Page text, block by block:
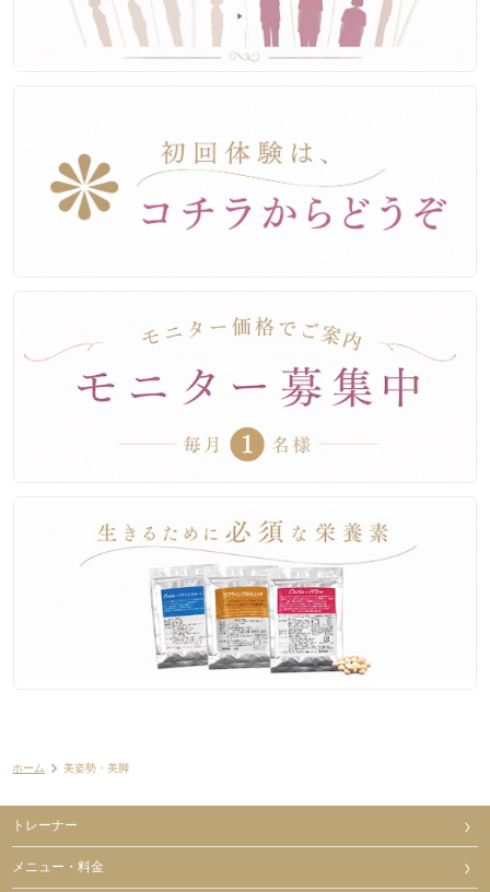
ホーム 美姿勢・美脚
トレーナー
メニュー・料金